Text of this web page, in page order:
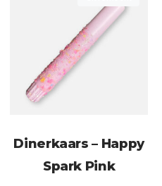
Dinerkaars – Happy
Spark Pink